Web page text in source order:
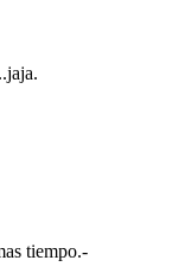
tiempo.-